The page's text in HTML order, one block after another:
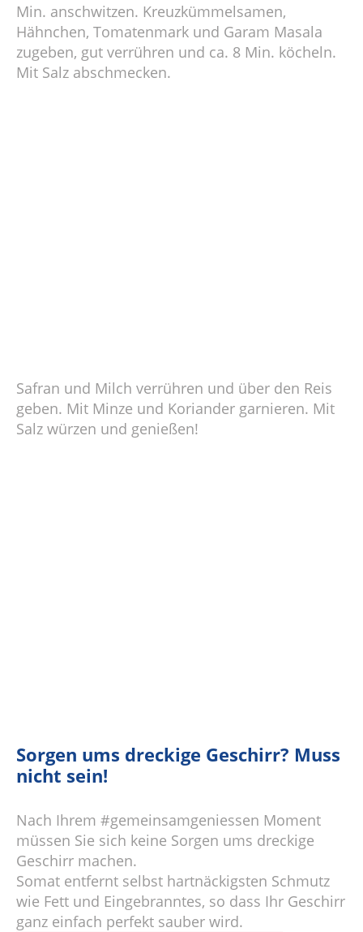
Min. anschwitzen. Kreuzkümmelsamen,
Hähnchen, Tomatenmark und Garam Masala
zugeben, gut verrühren und ca. 8 Min. köcheln.
Mit Salz abschmecken.
Safran und Milch verrühren und über den Reis
geben. Mit Minze und Koriander garnieren. Mit
Salz würzen und genießen!
Sorgen ums dreckige Geschirr? Muss
nicht sein!
Nach Ihrem #gemeinsamgeniessen Moment
müssen Sie sich keine Sorgen ums dreckige
Geschirr machen.
Somat entfernt selbst hartnäckigsten Schmutz
wie Fett und Eingebranntes, so dass Ihr Geschirr
ganz einfach perfekt sauber wird.